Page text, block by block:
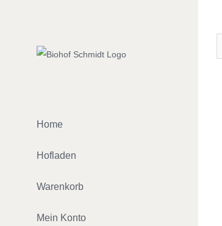
Home
Hofladen
Warenkorb
Mein Konto